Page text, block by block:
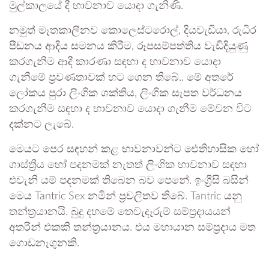
මුල්කාලයේ දී භාවනාව යොදා ගැනිණි.
නමුත් මෑතකාලීනව කොලෙස්ටරොල්, දියවැඩියා, රුධිර
පීඩනය ආදිය සමනය කිරීම, රූපසම්පත්තිය වැඩිදියුණු
කරගැනීම ආදී කාරණා සඳහා ද භාවනාව යොදා
ගැනීමේ ප්‍රවණතාවක් හට ගෙන තිබේ.. මේ අතරේ
ලෝකය පුරා ලිංගික ශක්තිය, ලිංගික සැපත වර්ධනය
කරගැනීම සඳහා ද භාවනාව යොදා ගැනීම මේවන විට
දක්නට ලැබේ.
මෙයට පෙර සඳහන් කළ භාවනාවන්ට ඓතිහාසික හෝ
ශාස්ත්‍රීය හෝ පදනමක් නැතත් ලිංගික භාවනාව සඳහා
එවැනි යම් පදනමක් තිබෙන බව පෙනේ. ඉංග්‍රීසි බසින්
මෙය Tantric Sex නමින් ප්‍රචලිතව තිබේ. Tantric යනු
තන්ත්‍රයානයි. බුදු දහමේ තෙවැදෑරුම් සම්ප්‍රදායයන්
අතරින් එකකි තන්ත්‍රයානය. එය මහායාන සම්ප්‍රදාය මත
ගොඩනැගුනකි.